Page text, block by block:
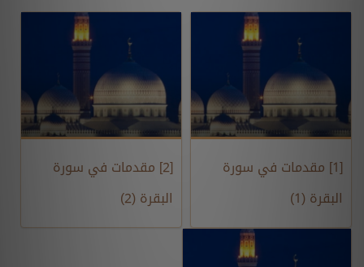
[1] مقدمات في سورة
البقرة (1)
[2] مقدمات في سورة
البقرة (2)